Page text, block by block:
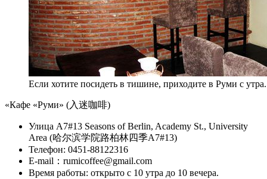
Если хотите посидеть в тишине, приходите в Руми с утра.
«Кафе «Руми» (入迷咖啡)
Улица A7#13 Seasons of Berlin, Academy St., University
Area (哈尔滨学院路柏林四季A7#13)
Телефон: 0451-88122316
E-mail：rumicoffee@gmail.com
Время работы: открыто с 10 утра до 10 вечера.